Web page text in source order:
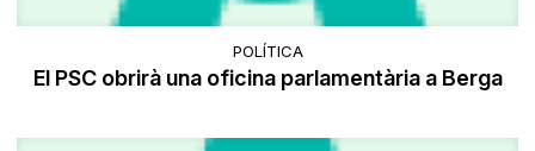
POLÍTICA
El PSC obrirà una oficina parlamentària a Berga